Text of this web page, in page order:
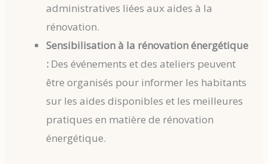
administratives liées aux aides à la
rénovation.
Sensibilisation à la rénovation énergétique
: Des événements et des ateliers peuvent
être organisés pour informer les habitants
sur les aides disponibles et les meilleures
pratiques en matière de rénovation
énergétique.